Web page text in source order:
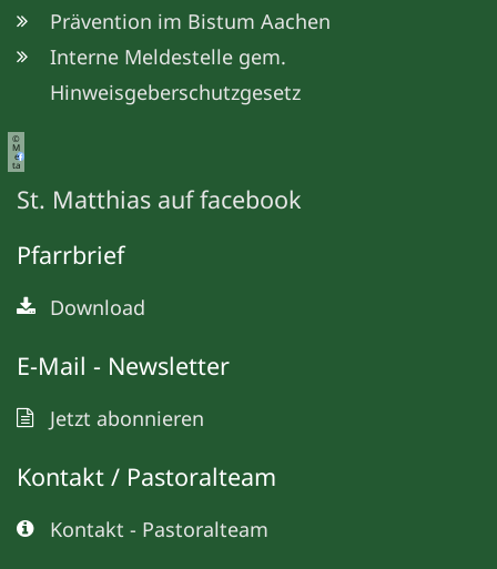
Prävention im Bistum Aachen
Interne Meldestelle gem.
Hinweisgeberschutzgesetz
©
M
e
ta
St. Matthias auf facebook
Pfarrbrief
Download
E-Mail - Newsletter
Jetzt abonnieren
Kontakt / Pastoralteam
Kontakt - Pastoralteam